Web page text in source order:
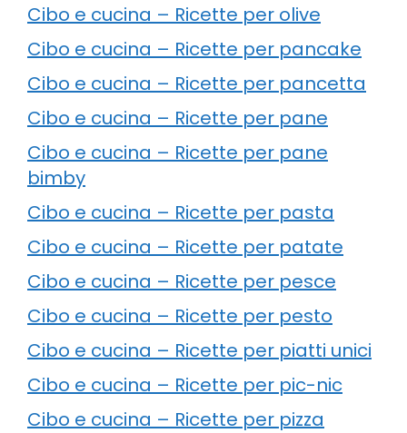
Cibo e cucina – Ricette per olive
Cibo e cucina – Ricette per pancake
Cibo e cucina – Ricette per pancetta
Cibo e cucina – Ricette per pane
Cibo e cucina – Ricette per pane
bimby
Cibo e cucina – Ricette per pasta
Cibo e cucina – Ricette per patate
Cibo e cucina – Ricette per pesce
Cibo e cucina – Ricette per pesto
Cibo e cucina – Ricette per piatti unici
Cibo e cucina – Ricette per pic-nic
Cibo e cucina – Ricette per pizza